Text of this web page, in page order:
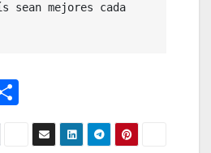
sean mejores cada
o
m